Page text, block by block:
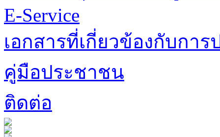
E-Service
เอกสารที่เกี่ยวข้องกับกา
คู่มือประชาชน
ติดต่อ